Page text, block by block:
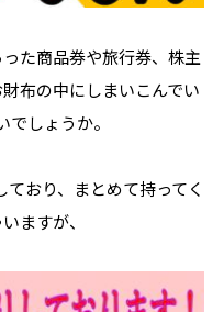
た商品券や旅行券、株主
布の中にしまいこんでい
しょうか。
おり、まとめて持ってく
ますが、